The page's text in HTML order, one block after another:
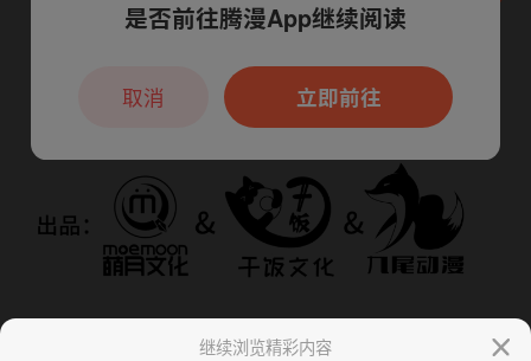
继续浏览精彩内容
本章节仅支持App阅读，可打开App新用
户7天免费看
是否前往腾漫App继续阅读
立即前往
取消